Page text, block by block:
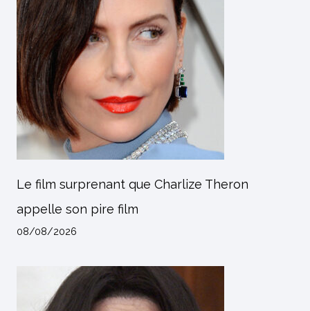
Le film surprenant que Charlize Theron
appelle son pire film
08/08/2026